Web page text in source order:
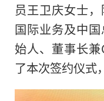
员王卫庆女士
国际业务及中
始人、董事长
了本次签约仪式